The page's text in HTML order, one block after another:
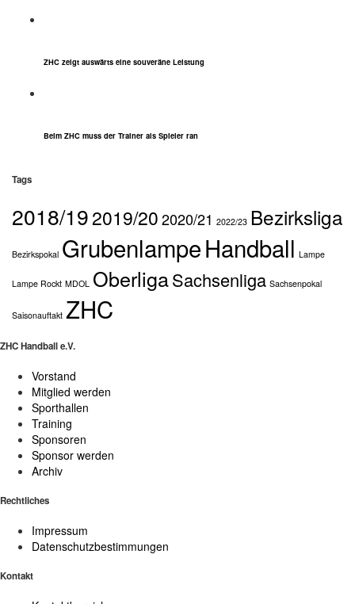
ZHC zeigt auswärts eine souveräne Leistung
Beim ZHC muss der Trainer als Spieler ran
Tags
2018/192019/202020/21 2022/23 Bezirksliga
Bezirkspokal GrubenlampeHandball Lampe
Lampe Rockt MDOL OberligaSachsenliga Sachsenpokal
Saisonauftakt ZHC
ZHC Handball e.V.
Vorstand
Mitglied werden
Sporthallen
Training
Sponsoren
Sponsor werden
Archiv
Rechtliches
Impressum
Datenschutzbestimmungen
Kontakt